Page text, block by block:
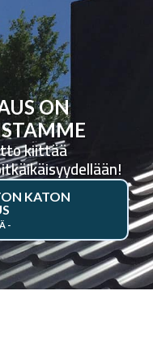
ON
kiittää
KATON